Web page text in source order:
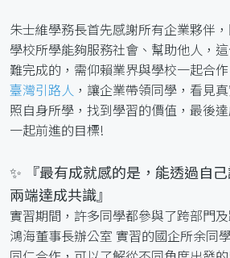
朱士維學務長首先感謝所有企業夥伴
學校所學能夠服務社會、幫助他人，
難完成的，需仰賴業界與學校一起合
臺灣引路人 ，讓企業帶領同學，看見
照自身所學，找到學習的價值，最後
一起前進的目標!
✨ 『最有成就感的是，能透過自
兩端達成共識』
實習期間，許多同學都參與了跨部門
鴻海董事長辦公室 實習的國企所余同